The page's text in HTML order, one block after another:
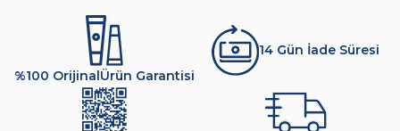
%100 OrijinalÜrün Garantisi
14 Gün İade Süresi